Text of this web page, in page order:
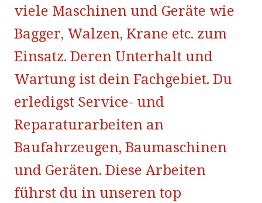
viele Maschinen und Geräte wie
Bagger, Walzen, Krane etc. zum
Einsatz. Deren Unterhalt und
Wartung ist dein Fachgebiet. Du
erledigst Service- und
Reparaturarbeiten an
Baufahrzeugen, Baumaschinen
und Geräten. Diese Arbeiten
führst du in unseren top